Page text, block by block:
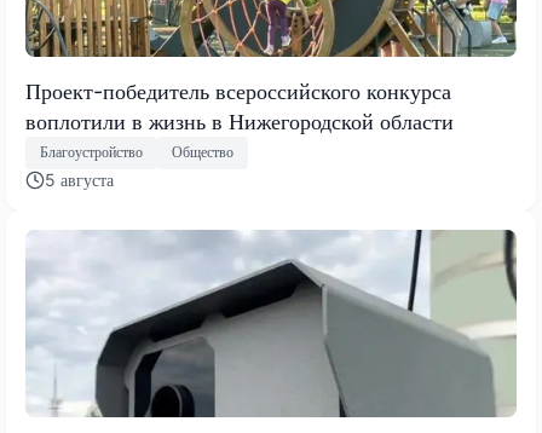
Проект-победитель всероссийского конкурса
воплотили в жизнь в Нижегородской области
Благоустройство Общество
5 августа